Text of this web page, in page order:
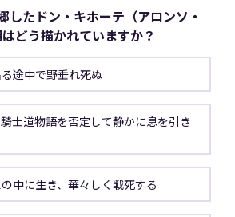
したドン・キホーテ（アロンソ・
どう描かれていますか？
途中で野垂れ死ぬ
中に生き、華々しく戦死する